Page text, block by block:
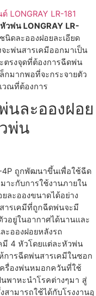
วพ่น LONGRAY LR-
ดละอองฝอยละเอียด
ะพ่นสารเคมีออกมาเป็น
ตรงจุดที่ต้องการฉีดพ่น
มากพอที่จะกระจายตัว
วณที่ต้องการ
นละอองฝอย
พ่น
4P ถูกพัฒนาขึ้นเพื่อใช้ฉีด
าะกับการใช้งานภายใน
ละอองขนาดได้อย่าง
ารเคมีที่ถูกฉีดพ่นจะมี
อยู่ในอากาศได้นานและ
ะอองฝอยหลังรถ
มี 4 หัวโดยแต่ละหัวพ่น
การฉีดพ่นสารเคมีในซอก
ครื่องพ่นหมอกควันที่ใช้
พาหะนำโรคต่างๆมา สู่
ามารถใช้ได้กับโรงงานอุ